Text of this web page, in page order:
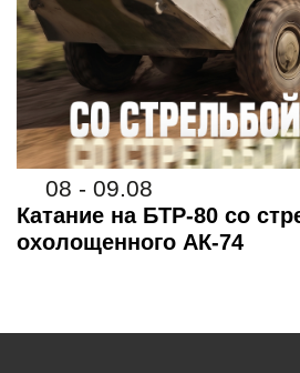
08 - 09.08
Катание на БТР-80 со
охолощенного АК-74